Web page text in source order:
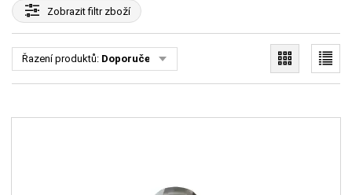
Zobrazitfiltr zboží
Řazení produktů: Doporučené